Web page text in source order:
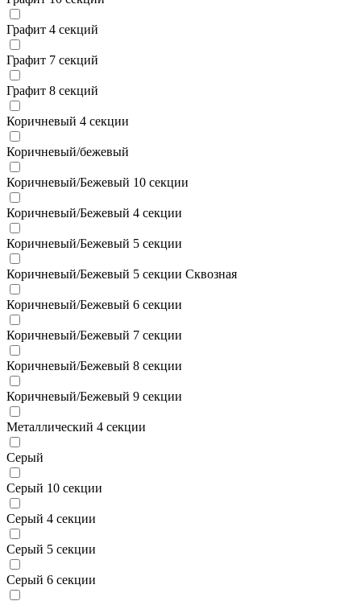
Графит 4 секций
Графит 7 секций
Графит 8 секций
Коричневый 4 секции
Коричневый/бежевый
Коричневый/Бежевый 10 секции
Коричневый/Бежевый 4 секции
Коричневый/Бежевый 5 секции
Коричневый/Бежевый 5 секции Сквозная
Коричневый/Бежевый 6 секции
Коричневый/Бежевый 7 секции
Коричневый/Бежевый 8 секции
Коричневый/Бежевый 9 секции
Металлический 4 секции
Серый
Серый 10 секции
Серый 4 секции
Серый 5 секции
Серый 6 секции